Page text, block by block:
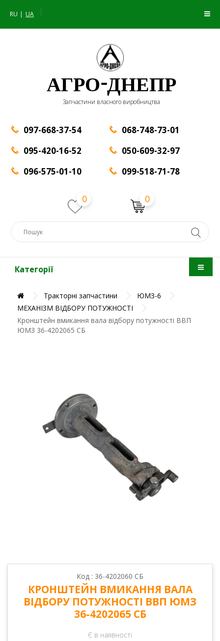
RU UA |
АГРО-ДНЕПР
Запчастини власного виробництва
097-668-37-54
095-420-16-52
096-575-01-10
068-748-73-01
050-609-32-97
099-518-71-78
0 0
Категорії
Тракторні запчастини
ЮМЗ-6
МЕХАНІЗМ ВІДБОРУ ПОТУЖНОСТІ
Кронштейн вмикання вала відбору потужності ВВП
ЮМЗ 36-4202065 СБ
Код : 36-4202060 СБ
КРОНШТЕЙН ВМИКАННЯ ВАЛА
ВІДБОРУ ПОТУЖНОСТІ ВВП ЮМЗ
36-4202065 СБ
Є в наявності